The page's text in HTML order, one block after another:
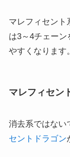
マレフィセント
は3～4チェー
やすくなります。
マレフィセン
消去系ではない
セントドラゴン